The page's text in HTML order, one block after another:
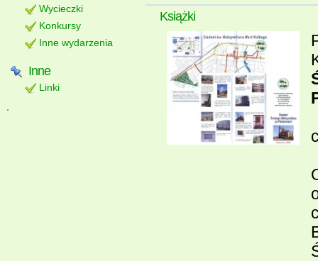
Wycieczki
Konkursy
Inne wydarzenia
Inne
Linki
Książki